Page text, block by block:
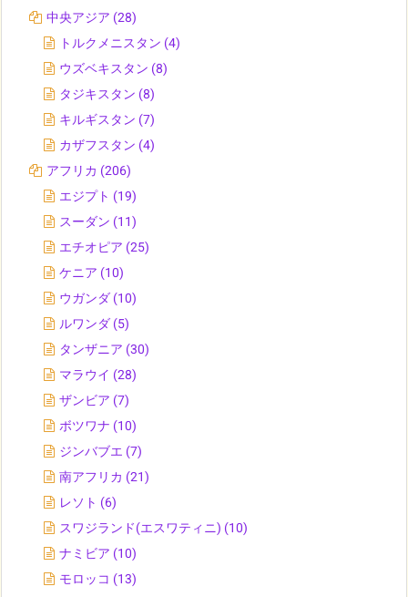
中央アジア (28)
トルクメニスタン (4)
ウズベキスタン (8)
タジキスタン (8)
キルギスタン (7)
カザフスタン (4)
アフリカ (206)
エジプト (19)
スーダン (11)
エチオピア (25)
ケニア (10)
ウガンダ (10)
ルワンダ (5)
タンザニア (30)
マラウイ (28)
ザンビア (7)
ボツワナ (10)
ジンバブエ (7)
南アフリカ (21)
レソト (6)
スワジランド(エスワティニ) (10)
ナミビア (10)
モロッコ (13)